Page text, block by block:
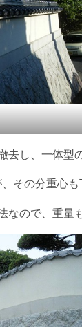
し、一体型
その分重心も
なので、重量